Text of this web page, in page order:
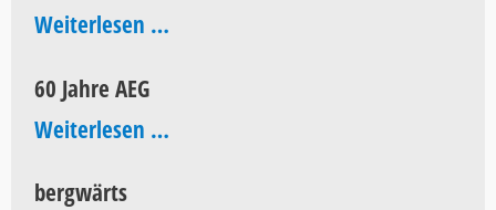
Weiterlesen …AEG
60 Jahre AEG
Weiterlesen …60
bergwärts